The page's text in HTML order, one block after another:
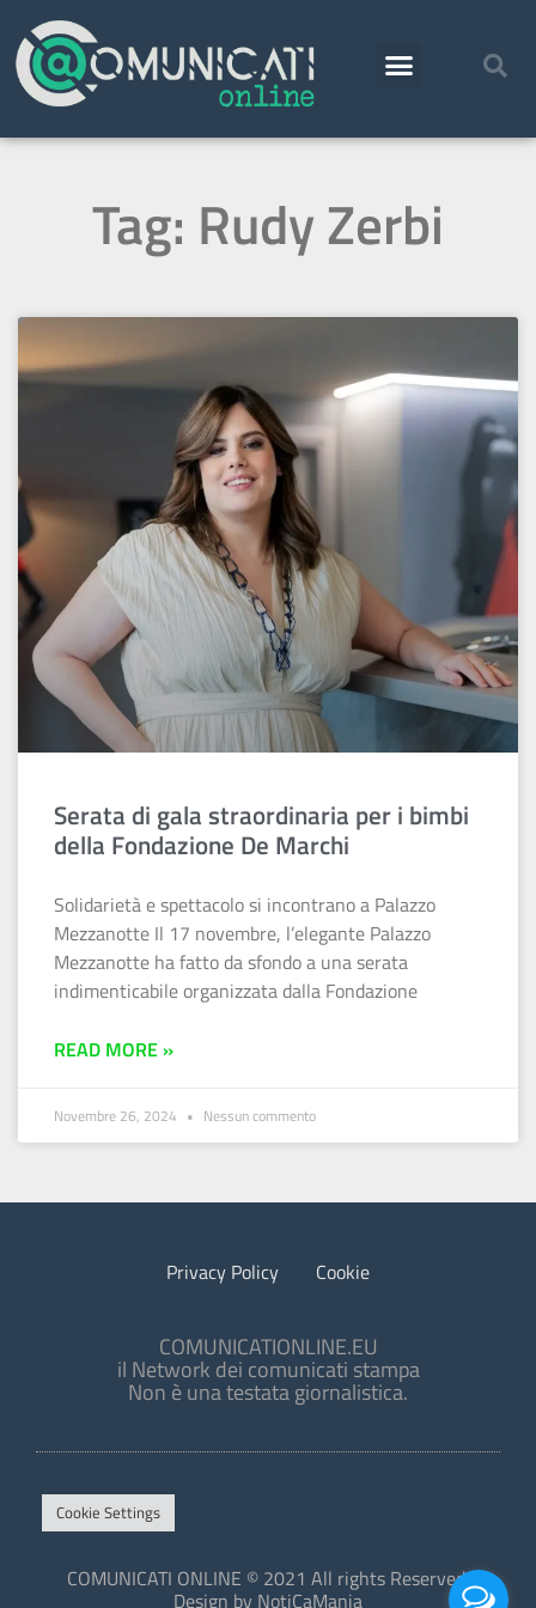
Tag: Rudy Zerbi
Serata di gala straordinaria per i bimbi
della Fondazione De Marchi
Solidarietà e spettacolo si incontrano a Palazzo
Mezzanotte Il 17 novembre, l’elegante Palazzo
Mezzanotte ha fatto da sfondo a una serata
indimenticabile organizzata dalla Fondazione
READ MORE »
Novembre 26, 2024 Nessun commento
Privacy Policy Cookie
COMUNICATIONLINE.EU
il Network dei comunicati stampa
Non è una testata giornalistica.
Cookie Settings
COMUNICATI ONLINE © 2021 All rights Reserved.
Design by NotiCaMania